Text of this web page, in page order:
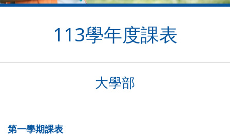
113學年度課表
大學部
第一學期課表